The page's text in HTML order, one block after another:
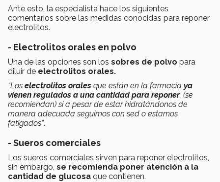
Ante esto, la especialista hace los siguientes
comentarios sobre las medidas conocidas para reponer
electrolitos.
- Electrolitos orales en polvo
Una de las opciones son los sobres de polvo para
diluir de electrolitos orales.
“Los electrolitos orales que están en la farmacia ya
vienen regulados a una cantidad para reponer. (se
recomiendan) si a pesar de estar hidratándonos de
manera adecuada seguimos con sed o estamos
fatigados”.
- Sueros comerciales
Los sueros comerciales sirven para reponer electrolitos,
sin embargo, se recomienda poner atención a la
cantidad de glucosa que contienen.